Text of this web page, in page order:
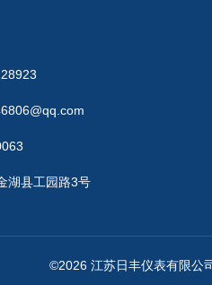
湖县工园路3号
©2026 江苏日丰仪表有限公